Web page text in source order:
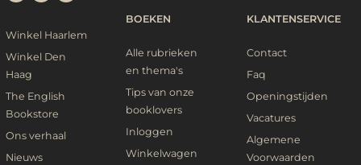
Winkel Haarlem
Winkel Den
Haag
The English
Bookstore
Ons verhaal
Nieuws
BOEKEN
Alle rubrieken
en thema's
Tips van onze
booklovers
Inloggen
Winkelwagen
KLANTENSERVICE
Contact
Faq
Openingstijden
Vacatures
Algemene
Voorwaarden